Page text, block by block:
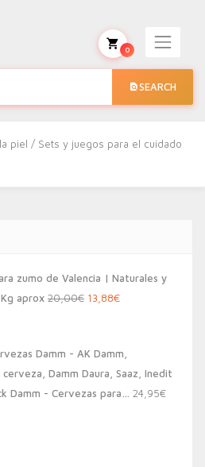
SEARCH
0
piel / Sets y juegos para el cuidado
zumo de Valencia | Naturales y
aprox 20,00€ El
era:
20,00€.
13,88€El
es:
13,88€.
Damm - AK Damm,
Damm Daura, Saaz, Inedit
Damm - Cervezas para… 24,95€